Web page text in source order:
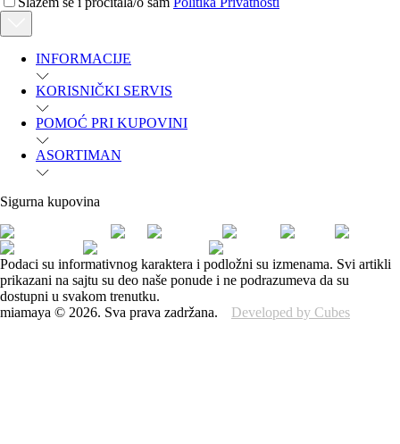
INFORMACIJE
KORISNIČKI SERVIS
POMOĆ PRI KUPOVINI
ASORTIMAN
Sigurna kupovina
Podaci su informativnog karaktera i podložni su izmenama. Svi artikli
prikazani na sajtu su deo naše ponude i ne podrazumeva da su
dostupni u svakom trenutku.
miamaya © 2026. Sva prava zadržana. Developed by Cubes